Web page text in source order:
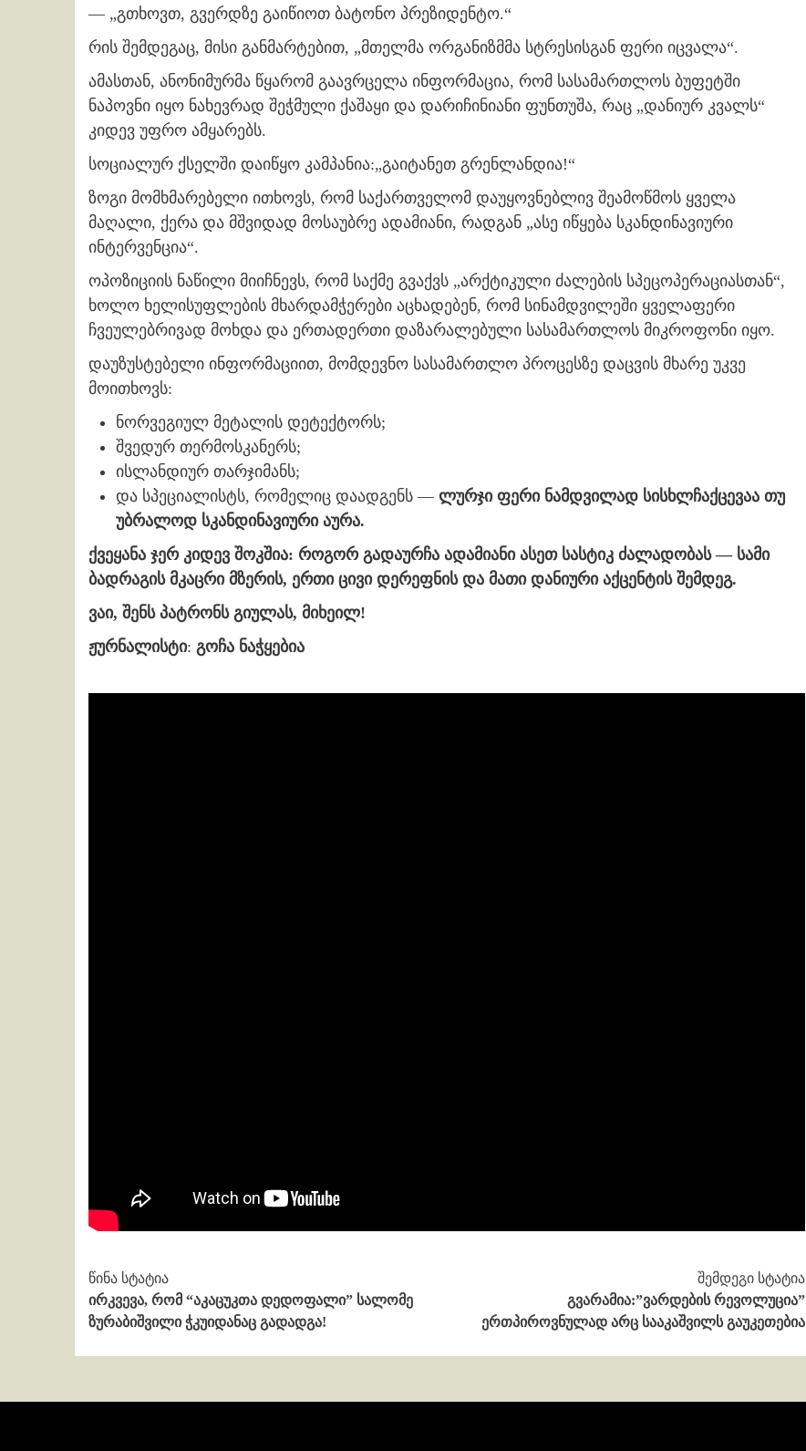
— „გთხოვთ, გვერდზე გაიწიოთ ბატონო პრეზიდენტო.“
რის შემდეგაც, მისი განმარტებით, „მთელმა ორგანიზმმა სტრესისგან ფერი იცვალა“.
ამასთან, ანონიმურმა წყარომ გაავრცელა ინფორმაცია, რომ სასამართლოს ბუფეტში
ნაპოვნი იყო ნახევრად შეჭმული ქაშაყი და დარიჩინიანი ფუნთუშა, რაც „დანიურ კვალს“
კიდევ უფრო ამყარებს.
სოციალურ ქსელში დაიწყო კამპანია:„გაიტანეთ გრენლანდია!“
ზოგი მომხმარებელი ითხოვს, რომ საქართველომ დაუყოვნებლივ შეამოწმოს ყველა
მაღალი, ქერა და მშვიდად მოსაუბრე ადამიანი, რადგან „ასე იწყება სკანდინავიური
ინტერვენცია“.
ოპოზიციის ნაწილი მიიჩნევს, რომ საქმე გვაქვს „არქტიკული ძალების სპეცოპერაციასთან“,
ხოლო ხელისუფლების მხარდამჭერები აცხადებენ, რომ სინამდვილეში ყველაფერი
ჩვეულებრივად მოხდა და ერთადერთი დაზარალებული სასამართლოს მიკროფონი იყო.
დაუზუსტებელი ინფორმაციით, მომდევნო სასამართლო პროცესზე დაცვის მხარე უკვე
მოითხოვს:
ნორვეგიულ მეტალის დეტექტორს;
შვედურ თერმოსკანერს;
ისლანდიურ თარჯიმანს;
და სპეციალისტს, რომელიც დაადგენს — ლურჯი ფერი ნამდვილად სისხლჩაქცევაა თუ
უბრალოდ სკანდინავიური აურა.
ქვეყანა ჯერ კიდევ შოკშია: როგორ გადაურჩა ადამიანი ასეთ სასტიკ ძალადობას — სამი
ბადრაგის მკაცრი მზერის, ერთი ცივი დერეფნის და მათი დანიური აქცენტის შემდეგ.
ვაი, შენს პატრონს გიულას, მიხეილ!
ჟურნალისტი: გოჩა ნაჭყებია
Continue
Reading
წინა სტატია
ირკვევა, რომ “აკაცუკთა დედოფალი” სალომე
ზურაბიშვილი ჭკუიდანაც გადადგა!
შემდეგი სტატია
გვარამია:”ვარდების რევოლუცია”
ერთპიროვნულად არც სააკაშვილს გაუკეთებია